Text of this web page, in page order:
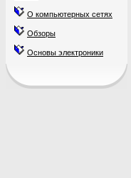
О компьютерных сетях
Обзоры
Основы электроники